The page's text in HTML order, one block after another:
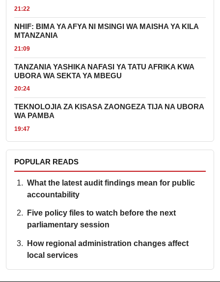
21:22
NHIF: BIMA YA AFYA NI MSINGI WA MAISHA YA KILA
MTANZANIA
21:09
TANZANIA YASHIKA NAFASI YA TATU AFRIKA KWA
UBORA WA SEKTA YA MBEGU
20:24
TEKNOLOJIA ZA KISASA ZAONGEZA TIJA NA UBORA
WA PAMBA
19:47
POPULAR READS
What the latest audit findings mean for public
accountability
Five policy files to watch before the next
parliamentary session
How regional administration changes affect
local services